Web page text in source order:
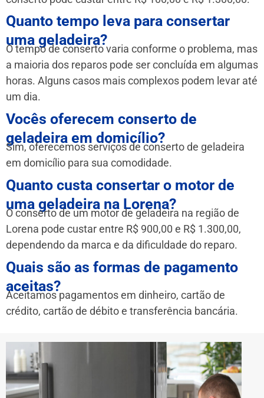
Quanto tempo leva para consertar
uma geladeira?
O tempo de conserto varia conforme o problema, mas
a maioria dos reparos pode ser concluída em algumas
horas. Alguns casos mais complexos podem levar até
um dia.
Vocês oferecem conserto de
geladeira em domicílio?
Sim, oferecemos serviços de conserto de geladeira
em domicílio para sua comodidade.
Quanto custa consertar o motor de
uma geladeira na Lorena?
O conserto de um motor de geladeira na região de
Lorena pode custar entre R$ 900,00 e R$ 1.300,00,
dependendo da marca e da dificuldade do reparo.
Quais são as formas de pagamento
aceitas?
Aceitamos pagamentos em dinheiro, cartão de
crédito, cartão de débito e transferência bancária.